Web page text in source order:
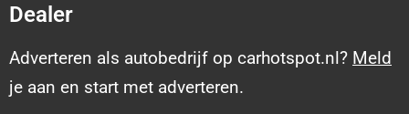
Dealer
Adverteren als autobedrijf op carhotspot.nl? Meld
je aan en start met adverteren.